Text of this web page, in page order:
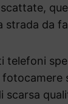
strada da
telefoni
scarsa